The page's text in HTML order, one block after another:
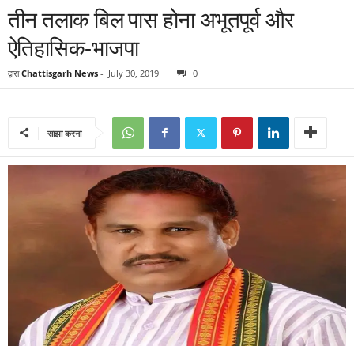
तीन तलाक बिल पास होना अभूतपूर्व और
ऐतिहासिक-भाजपा
द्वारा Chattisgarh News - July 30, 2019 0
साझा करना